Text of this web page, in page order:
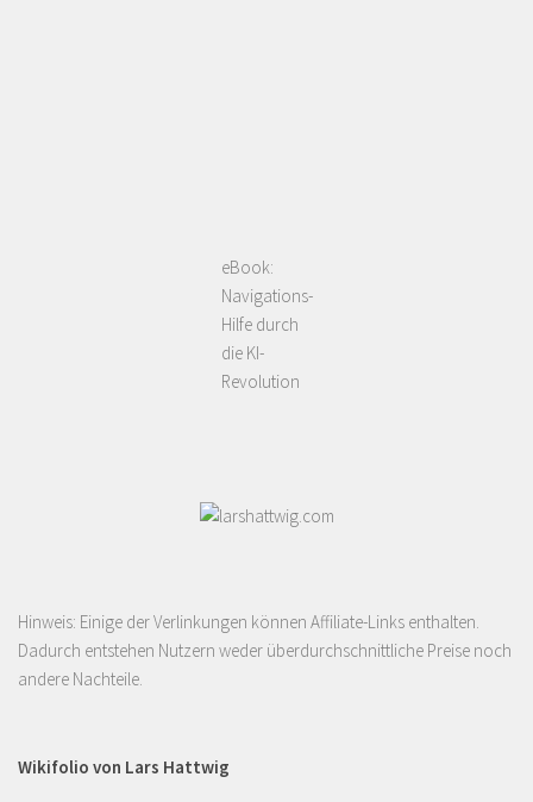
eBook:
Navigations-
Hilfe durch
die KI-
Revolution
Hinweis: Einige der Verlinkungen können Affiliate-Links enthalten.
Dadurch entstehen Nutzern weder überdurchschnittliche Preise noch
andere Nachteile.
Wikifolio von Lars Hattwig